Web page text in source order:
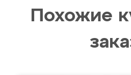
Похожие